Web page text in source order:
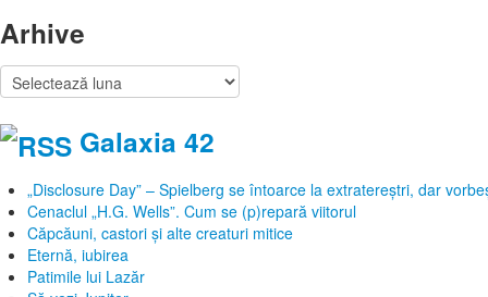
Arhive
Arhive
Galaxia 42
„Disclosure Day” – Spielberg se întoarce la extratereștri, dar
Cenaclul „H.G. Wells”. Cum se (p)repară viitorul
Căpcăuni, castori și alte creaturi mitice
Eternă, iubirea
Patimile lui Lazăr